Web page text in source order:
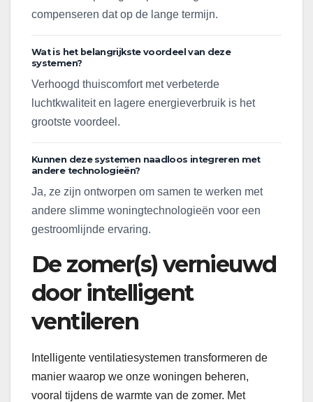
compenseren dat op de lange termijn.
Wat is het belangrijkste voordeel van deze
systemen?
Verhoogd thuiscomfort met verbeterde
luchtkwaliteit en lagere energieverbruik is het
grootste voordeel.
Kunnen deze systemen naadloos integreren met
andere technologieën?
Ja, ze zijn ontworpen om samen te werken met
andere slimme woningtechnologieën voor een
gestroomlijnde ervaring.
De zomer(s) vernieuwd
door intelligent
ventileren
Intelligente ventilatiesystemen transformeren de
manier waarop we onze woningen beheren,
vooral tijdens de warmte van de zomer. Met